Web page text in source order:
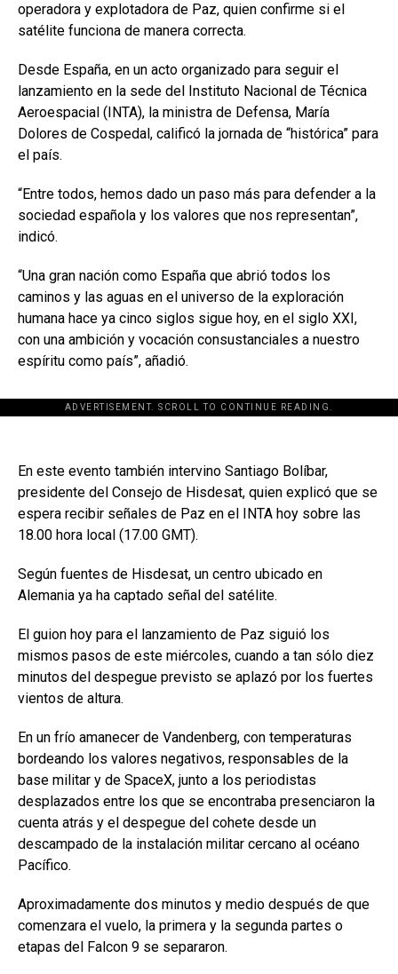
operadora y explotadora de Paz, quien confirme si el
satélite funciona de manera correcta.
Desde España, en un acto organizado para seguir el
lanzamiento en la sede del Instituto Nacional de Técnica
Aeroespacial (INTA), la ministra de Defensa, María
Dolores de Cospedal, calificó la jornada de “histórica” para
el país.
“Entre todos, hemos dado un paso más para defender a la
sociedad española y los valores que nos representan”,
indicó.
“Una gran nación como España que abrió todos los
caminos y las aguas en el universo de la exploración
humana hace ya cinco siglos sigue hoy, en el siglo XXI,
con una ambición y vocación consustanciales a nuestro
espíritu como país”, añadió.
ADVERTISEMENT. SCROLL TO CONTINUE READING.
En este evento también intervino Santiago Bolíbar,
presidente del Consejo de Hisdesat, quien explicó que se
espera recibir señales de Paz en el INTA hoy sobre las
18.00 hora local (17.00 GMT).
Según fuentes de Hisdesat, un centro ubicado en
Alemania ya ha captado señal del satélite.
El guion hoy para el lanzamiento de Paz siguió los
mismos pasos de este miércoles, cuando a tan sólo diez
minutos del despegue previsto se aplazó por los fuertes
vientos de altura.
En un frío amanecer de Vandenberg, con temperaturas
bordeando los valores negativos, responsables de la
base militar y de SpaceX, junto a los periodistas
desplazados entre los que se encontraba presenciaron la
cuenta atrás y el despegue del cohete desde un
descampado de la instalación militar cercano al océano
Pacífico.
Aproximadamente dos minutos y medio después de que
comenzara el vuelo, la primera y la segunda partes o
etapas del Falcon 9 se separaron.